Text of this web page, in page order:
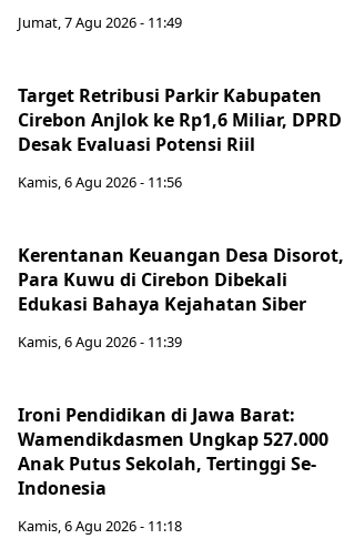
Jumat, 7 Agu 2026 - 11:49
Target Retribusi Parkir Kabupaten
Cirebon Anjlok ke Rp1,6 Miliar, DPRD
Desak Evaluasi Potensi Riil
Kamis, 6 Agu 2026 - 11:56
Kerentanan Keuangan Desa Disorot,
Para Kuwu di Cirebon Dibekali
Edukasi Bahaya Kejahatan Siber
Kamis, 6 Agu 2026 - 11:39
Ironi Pendidikan di Jawa Barat:
Wamendikdasmen Ungkap 527.000
Anak Putus Sekolah, Tertinggi Se-
Indonesia
Kamis, 6 Agu 2026 - 11:18